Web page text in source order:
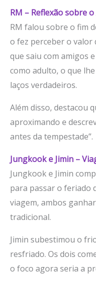
RM – Reflexão sobre
RM falou sobre o fim
o fez perceber o valor
que saiu com amigos
como adulto, o que
laços verdadeiros.
Além disso, destacou
aproximando e
antes da tempestade”.
Jungkook e Jimin –
Jungkook e Jimin
para passar o feriado
viagem, ambos
tradicional.
Jimin subestimou o
resfriado. Os dois
o foco agora seria a